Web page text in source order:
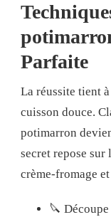
Parfaite
La réussite tient
cuisson douce.
potimarron
secret repose sur
crème-fromage
🔪